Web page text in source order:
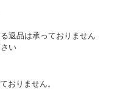
返品は承っておりません
い
おりません。